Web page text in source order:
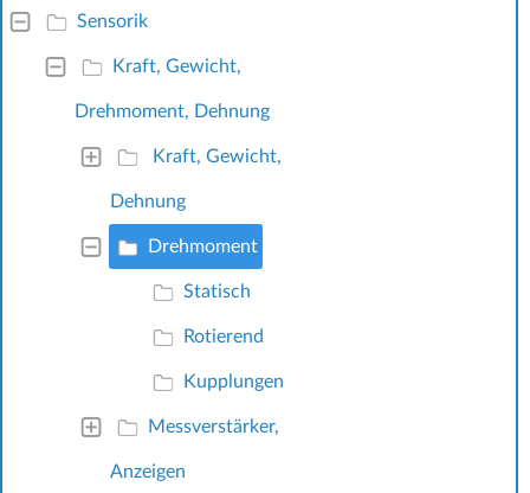
Sensorik
Kraft, Gewicht,
Drehmoment, Dehnung
Kraft, Gewicht,
Dehnung
Drehmoment
Statisch
Rotierend
Kupplungen
Messverstärker,
Anzeigen